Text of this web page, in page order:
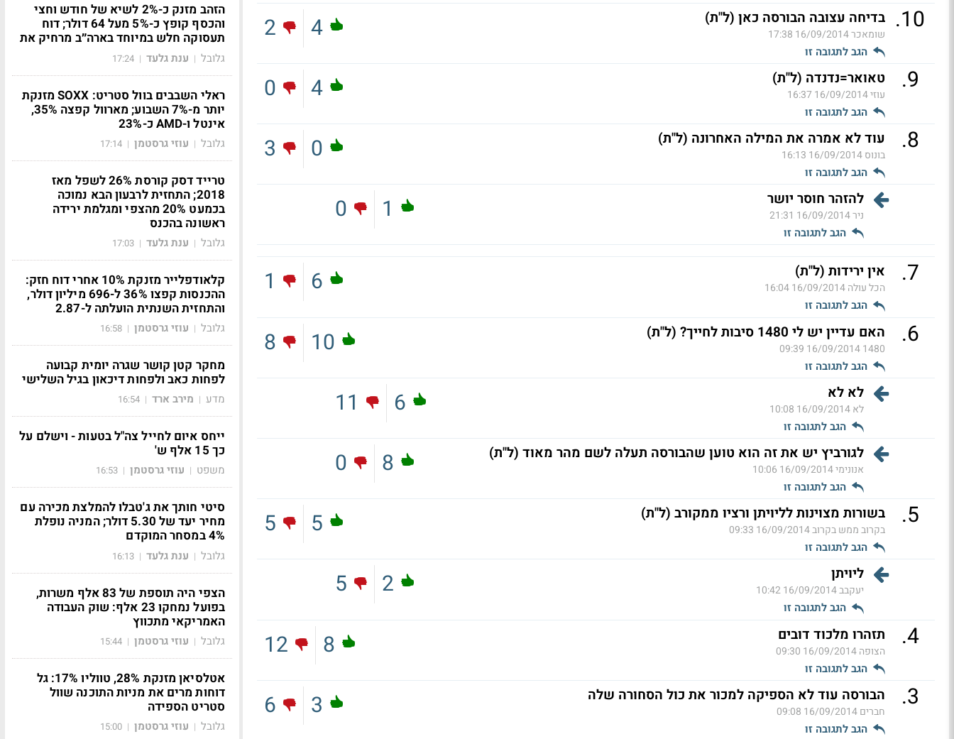
10
. בדיחה עצובה הבורסה כאן (ל"ת)
שומאכר16/09/2014 17:38
הגב לתגובה זו
4
2
9
. טאואר=נדנדה (ל"ת)
עוזי16/09/2014 16:37
הגב לתגובה זו
4
0
8
. עוד לא אמרה את המילה האחרונה (ל"ת)
בונוס16/09/2014 16:13
הגב לתגובה זו
0
3
להזהר חוסר יושר
ניר16/09/2014 21:31
הגב לתגובה זו
1
0
7
. אין ירידות (ל"ת)
הכל עולה16/09/2014 16:04
הגב לתגובה זו
6
1
6
. האם עדיין יש לי 1480 סיבות לחייך? (ל"ת)
1480
16/09/2014 09:39
הגב לתגובה זו
10
8
לא לא
לא16/09/2014 10:08
הגב לתגובה זו
6
11
לגורביץ יש את זה הוא טוען שהבורסה תעלה לשם מהר מאוד (ל"ת)
אנונימי16/09/2014 10:06
הגב לתגובה זו
8
0
5
. בשורות מצוינות לליויתן ורציו ממקורב (ל"ת)
בקרוב ממש בקרוב16/09/2014 09:33
הגב לתגובה זו
5
5
ליויתן
יעקבב16/09/2014 10:42
הגב לתגובה זו
2
5
4
. תזהרו מלכוד דובים
הצופה16/09/2014 09:30
הגב לתגובה זו
8
12
3
. הבורסה עוד לא הספיקה למכור את כול הסחורה שלה
חברים16/09/2014 09:08
הגב לתגובה זו
3
6
הזהב מזנק כ-2% לשיא של חודש וחצי
והכסף קופץ כ-5% מעל 64 דולר; דוח
תעסוקה חלש במיוחד בארה״ב מרחיק את
גלובל | ענת גלעד |
17:24
ראלי השבבים בוול סטריט: SOXX מזנקת
יותר מ-7% השבוע; מארוול קפצה 35%,
אינטל ו-AMD כ-23%
גלובל | עוזי גרסטמן |
17:14
טרייד דסק קורסת 26% לשפל מאז
2018; התחזית לרבעון הבא נמוכה
בכמעט 20% מהצפי ומגלמת ירידה
ראשונה בהכנס
גלובל | ענת גלעד |
17:03
קלאודפלייר מזנקת 10% אחרי דוח חזק:
ההכנסות קפצו 36% ל-696 מיליון דולר,
והתחזית השנתית הועלתה ל-2.87
גלובל | עוזי גרסטמן |
16:58
מחקר קטן קושר שגרה יומית קבועה
לפחות כאב ולפחות דיכאון בגיל השלישי
מדע | מירב ארד |
16:54
ייחס איום לחייל צה"ל בטעות - וישלם על
כך 15 אלף ש'
משפט | עוזי גרסטמן |
16:53
סיטי חותך את ג'טבלו להמלצת מכירה עם
מחיר יעד של 5.30 דולר; המניה נופלת
4% במסחר המוקדם
גלובל | ענת גלעד |
16:13
הצפי היה תוספת של 83 אלף משרות,
בפועל נמחקו 23 אלף: שוק העבודה
האמריקאי מתכווץ
גלובל | עוזי גרסטמן |
15:44
אטלסיאן מזנקת 28%, טווליו 17%: גל
דוחות מרים את מניות התוכנה שוול
סטריט הספידה
גלובל | עוזי גרסטמן |
15:00